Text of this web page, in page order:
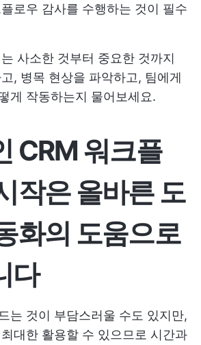
로우 감사를 수행하는 것이 필수
사소한 것부터 중요한 것까지
, 병목 현상을 파악하고, 팀에게
게 작동하는지 물어보세요.
CRM 워크플
작은 올바른 도
화의 도움으로
다
는 것이 부담스러울 수도 있지만,
대한 활용할 수 있으므로 시간과